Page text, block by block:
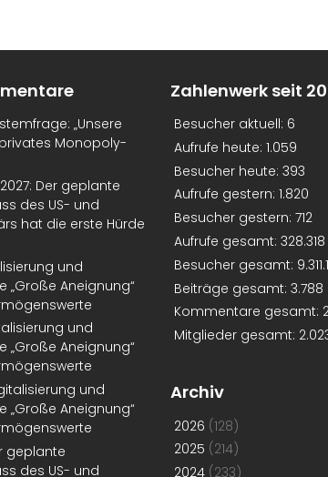
„Unsere
Monopoly-
2027: Der geplante
des US- und
hat die erste Hürde
und
„Große Aneignung“
und
„Große Aneignung“
und
„Große Aneignung“
geplante
des US- und
Zahlenwerk seit
Besucher aktuell: 6
Aufrufe heute: 1.059
Besucher heute: 393
Aufrufe gestern: 1.820
Besucher gestern: 712
Aufrufe gesamt: 328.318
Besucher gesamt:
Beiträge gesamt: 3.788
Kommentare gesamt:
Mitglieder gesamt:
Archiv
2026 (128)
2025 (214)
2024 (233)